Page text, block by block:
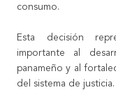
consumo.
Esta decisión
importante al
panameño y al
del sistema de justicia.